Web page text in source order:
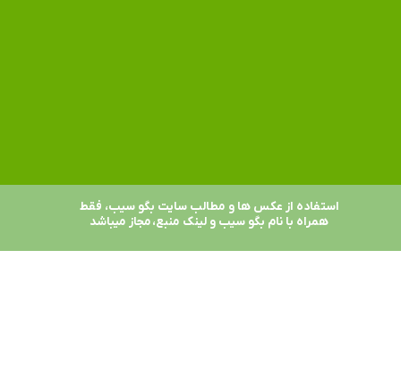
استفاده از عکس ها و مطالب سایت بگو سیب، فقط
همراه با نام بگو سیب و لینک منبع، مجاز میباشد